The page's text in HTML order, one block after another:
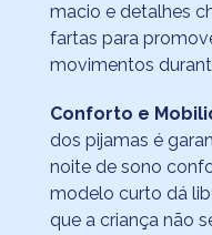
macio e detalhes
fartas para
movimentos
Conforto e
dos pijamas é
noite de sono
modelo curto dá
que a criança não